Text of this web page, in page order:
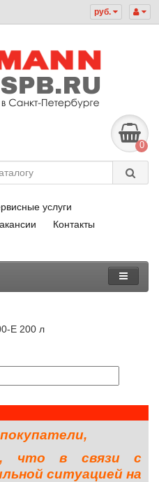
руб.
0
услуги
Контакты
E 200 л
что в связи с
ситуацией на